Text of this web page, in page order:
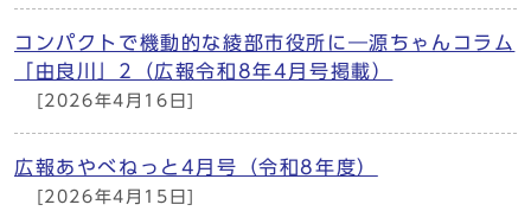
コンパクトで機動的な綾部市役所に―源ちゃんコラム
「由良川」2（広報令和8年4月号掲載）
[2026年4月16日]
広報あやべねっと4月号（令和8年度）
[2026年4月15日]